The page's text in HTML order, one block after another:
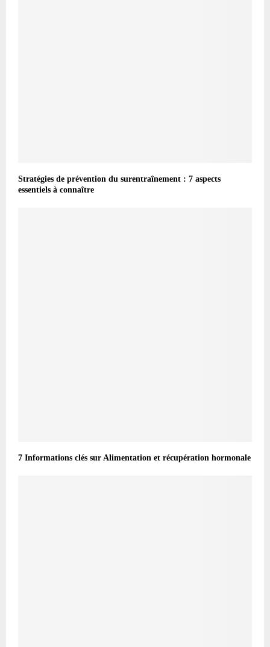
Stratégies de prévention du surentraînement : 7 aspects
essentiels à connaître
7 Informations clés sur Alimentation et récupération hormonale